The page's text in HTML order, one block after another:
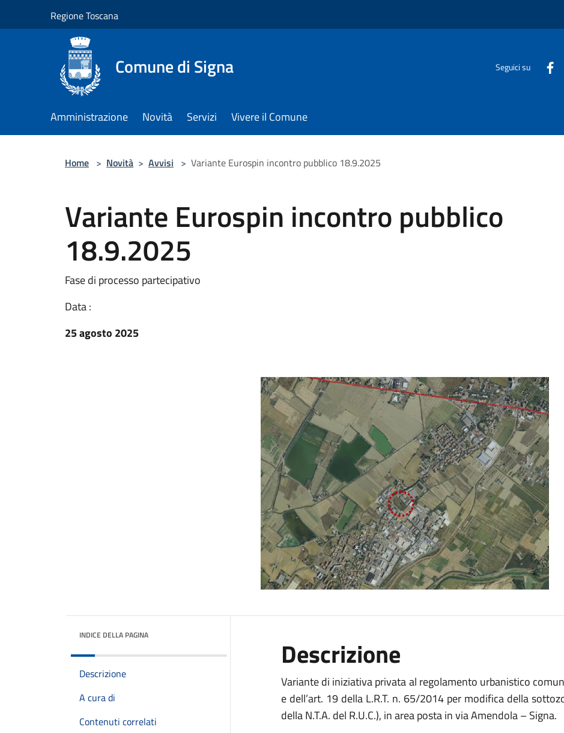
Regione Toscana
Comune di Signa Seguici su
Amministrazione Novità Servizi Vivere il Comune
Home > Novità > Avvisi > Variante Eurospin incontro pubblico 18.9.2025
Variante Eurospin incontro pubblico
18.9.2025
Fase di processo partecipativo
Data :
25 agosto 2025
INDICE DELLA PAGINA
Descrizione
A cura di
Contenuti correlati
Descrizione
Variante di iniziativa privata al regolamento urbanistico
e dell’art. 19 della L.R.T. n. 65/2014 per modifica della
della N.T.A. del R.U.C.), in area posta in via Amendola – Signa.